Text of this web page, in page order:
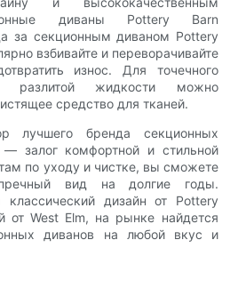
диваны Pottery Barn
за секционным диваном Pottery
взбивайте и переворачивайте
износ. Для точечного
разлитой жидкости можно
средство для тканей.
лучшего бренда секционных
залог комфортной и стильной
по уходу и чистке, вы сможете
вид на долгие годы.
дизайн от Pottery
от West Elm, на рынке найдется
диванов на любой вкус и